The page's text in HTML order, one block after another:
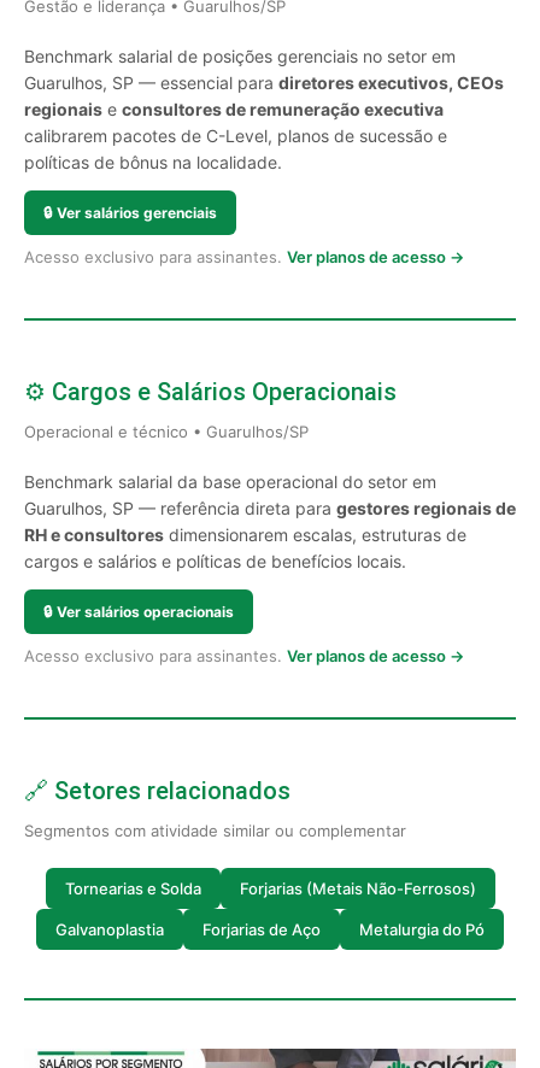
Gestão e liderança • Guarulhos/SP
Benchmark salarial de posições gerenciais no setor em
Guarulhos, SP — essencial para diretores executivos, CEOs
regionais e consultores de remuneração executiva
calibrarem pacotes de C-Level, planos de sucessão e
políticas de bônus na localidade.
🔒 Ver salários gerenciais
Acesso exclusivo para assinantes. Ver planos de acesso →
⚙️ Cargos e Salários Operacionais
Operacional e técnico • Guarulhos/SP
Benchmark salarial da base operacional do setor em
Guarulhos, SP — referência direta para gestores regionais de
RH e consultores dimensionarem escalas, estruturas de
cargos e salários e políticas de benefícios locais.
🔒 Ver salários operacionais
Acesso exclusivo para assinantes. Ver planos de acesso →
🔗 Setores relacionados
Segmentos com atividade similar ou complementar
Tornearias e Solda Forjarias (Metais Não-Ferrosos)
Galvanoplastia Forjarias de Aço Metalurgia do Pó